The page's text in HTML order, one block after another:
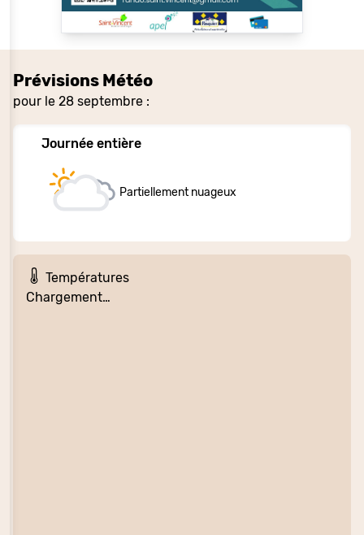
Prévisions Météo
pour le 28 septembre :
Journée entière
Partiellement nuageux
Températures
Chargement…